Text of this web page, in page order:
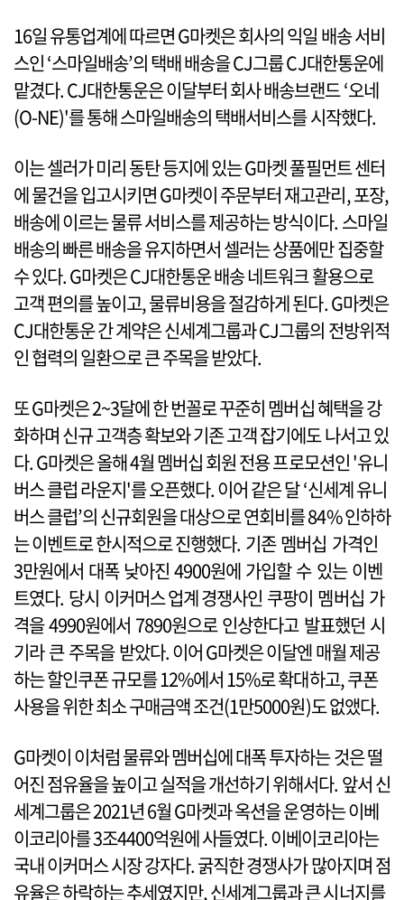
16일 유통업계에 따르면 G마켓은 회사의 익일 배송 서비
스인 ‘스마일배송’의 택배 배송을 CJ그룹 CJ대한통운에
맡겼다. CJ대한통운은 이달부터 회사 배송브랜드 ‘오네
(O-NE)'를 통해 스마일배송의 택배서비스를 시작했다.
이는 셀러가 미리 동탄 등지에 있는 G마켓 풀필먼트 센터
에 물건을 입고시키면 G마켓이 주문부터 재고관리, 포장,
배송에 이르는 물류 서비스를 제공하는 방식이다. 스마일
배송의 빠른 배송을 유지하면서 셀러는 상품에만 집중할
수 있다. G마켓은 CJ대한통운 배송 네트워크 활용으로
고객 편의를 높이고, 물류비용을 절감하게 된다. G마켓은
CJ대한통운 간 계약은 신세계그룹과 CJ그룹의 전방위적
인 협력의 일환으로 큰 주목을 받았다.
또 G마켓은 2~3달에 한 번꼴로 꾸준히 멤버십 혜택을 강
화하며 신규 고객층 확보와 기존 고객 잡기에도 나서고 있
다. G마켓은 올해 4월 멤버십 회원 전용 프로모션인 '유니
버스 클럽 라운지'를 오픈했다. 이어 같은 달 ‘신세계 유니
버스 클럽’의 신규회원을 대상으로 연회비를 84% 인하하
는 이벤트로 한시적으로 진행했다. 기존 멤버십 가격인
3만원에서 대폭 낮아진 4900원에 가입할 수 있는 이벤
트였다. 당시 이커머스 업계 경쟁사인 쿠팡이 멤버십 가
격을 4990원에서 7890원으로 인상한다고 발표했던 시
기라 큰 주목을 받았다. 이어 G마켓은 이달엔 매월 제공
하는 할인쿠폰 규모를 12%에서 15%로 확대하고, 쿠폰
사용을 위한 최소 구매금액 조건(1만5000원)도 없앴다.
G마켓이 이처럼 물류와 멤버십에 대폭 투자하는 것은 떨
어진 점유율을 높이고 실적을 개선하기 위해서다. 앞서 신
세계그룹은 2021년 6월 G마켓과 옥션을 운영하는 이베
이코리아를 3조4400억원에 사들였다. 이베이코리아는
국내 이커머스 시장 강자다. 굵직한 경쟁사가 많아지며 점
유율은 하락하는 추세였지만, 신세계그룹과 큰 시너지를